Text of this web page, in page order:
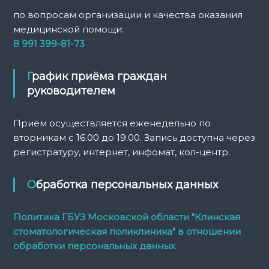
по вопросам организации и качества оказания
медицинской помощи:
8 991 399-81-73
График приёма граждан
руководителем
Приём осуществляется еженедельно по
вторникам с 16.00 до 19.00. Запись доступна через
регистратуру, интернет, инфомат, кол-центр.
Обработка персональных данных
Политика ГБУЗ Московской области "Клинская
стоматологическая поликлиника" в отношении
обработки персональных данных